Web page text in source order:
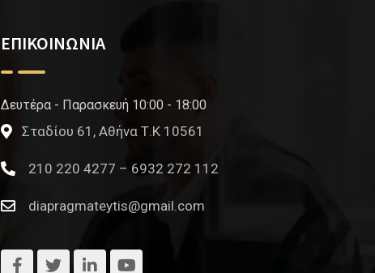
ΕΠΙΚΟΙΝΩΝΙΑ
Δευτέρα - Παρασκευή 10:00 - 18:00
Σταδίου 61, Αθήνα Τ.Κ 10561
210 220 4277 – 6932 272 112
diapragmateytis@gmail.com